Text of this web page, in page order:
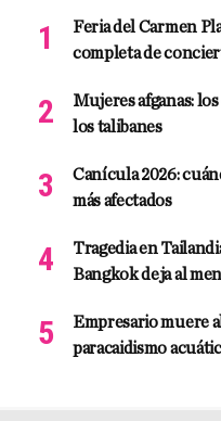
Feria del Carmen
completa de
Mujeres afganas:
los talibanes
Canícula 2026:
más afectados
Tragedia en
Bangkok deja al
Empresario muere
paracaidismo